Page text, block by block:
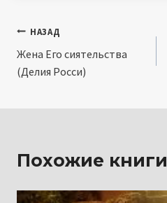
Навигация
по
НАЗАД
Жена Его сиятельства
(Делия Росси)
Похожие книги